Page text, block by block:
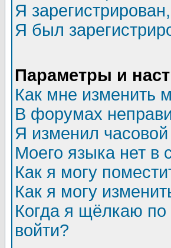
Я
Я был
Параметры и
Как мне изменить
В форумах
Я изменил
Моего языка нет в
Как я могу
Как я могу
Когда я щёлкаю по
войти?